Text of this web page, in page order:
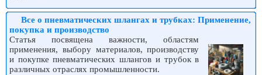
Все о пневматических шлангах и трубках: Применение,
покупка и производство
Статья посвящена важности, областям
применения, выбору материалов, производству
и покупке пневматических шлангов и трубок в
различных отраслях промышленности.